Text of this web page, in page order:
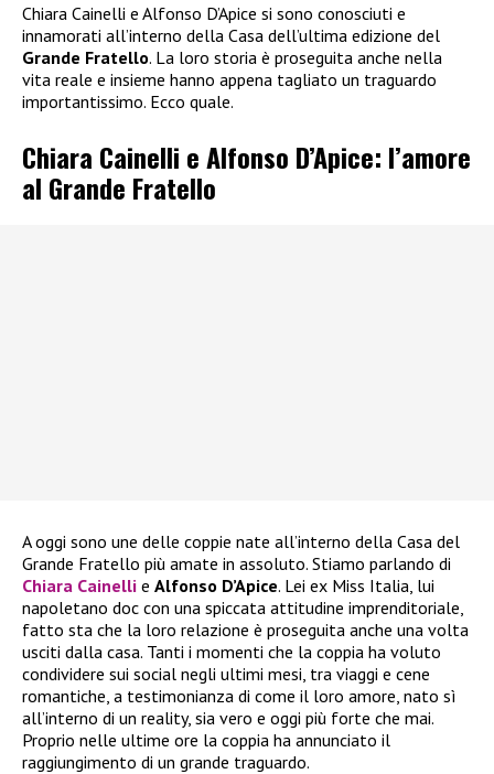
Chiara Cainelli e Alfonso D’Apice si sono conosciuti e
innamorati all’interno della Casa dell’ultima edizione del
Grande Fratello. La loro storia è proseguita anche nella
vita reale e insieme hanno appena tagliato un traguardo
importantissimo. Ecco quale.
Chiara Cainelli e Alfonso D’Apice: l’amore
al Grande Fratello
A oggi sono une delle coppie nate all’interno della Casa del
Grande Fratello più amate in assoluto. Stiamo parlando di
Chiara Cainelli e Alfonso D’Apice. Lei ex Miss Italia, lui
napoletano doc con una spiccata attitudine imprenditoriale,
fatto sta che la loro relazione è proseguita anche una volta
usciti dalla casa. Tanti i momenti che la coppia ha voluto
condividere sui social negli ultimi mesi, tra viaggi e cene
romantiche, a testimonianza di come il loro amore, nato sì
all’interno di un reality, sia vero e oggi più forte che mai.
Proprio nelle ultime ore la coppia ha annunciato il
raggiungimento di un grande traguardo.